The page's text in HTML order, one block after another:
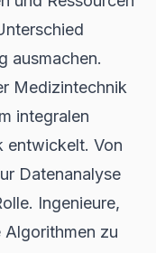
ausmachen.
Medizintechnik
integralen
entwickelt. Von
Datenanalyse
Ingenieure,
Algorithmen zu